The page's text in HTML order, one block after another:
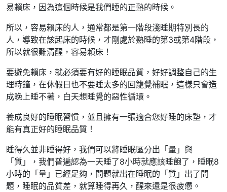
易賴床，因為這個時候是我們睡的正熟的時候。
所以，容易賴床的人，通常都是第一階段淺睡期特別長的
人，導致在該起床的時候，才剛處於熟睡的第3或第4階段，
所以就很難清醒，容易賴床！
要避免賴床，就必須要有好的睡眠品質，好好調整自己的生
理時鐘，在休假日也不要睡太多的回籠覺補眠，這樣只會造
成晚上睡不著，白天想睡覺的惡性循環。
養成良好的睡眠習慣，並且擁有一張適合您好睡的床墊，才
能有真正好的睡眠品質！
睡得久並非睡得好，我們可以將睡眠區分出「量」與
「質」，我們普遍認為一天睡了8小時就應該睡飽了，睡眠8
小時的「量」已經足夠，問題就出在睡眠的「質」出了問
題，睡眠的品質差，就算睡得再久，醒來還是很疲憊。